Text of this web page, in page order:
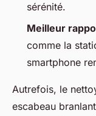
sérénité.
Meilleur
comme la
smartphone
Autrefois, le
escabeau